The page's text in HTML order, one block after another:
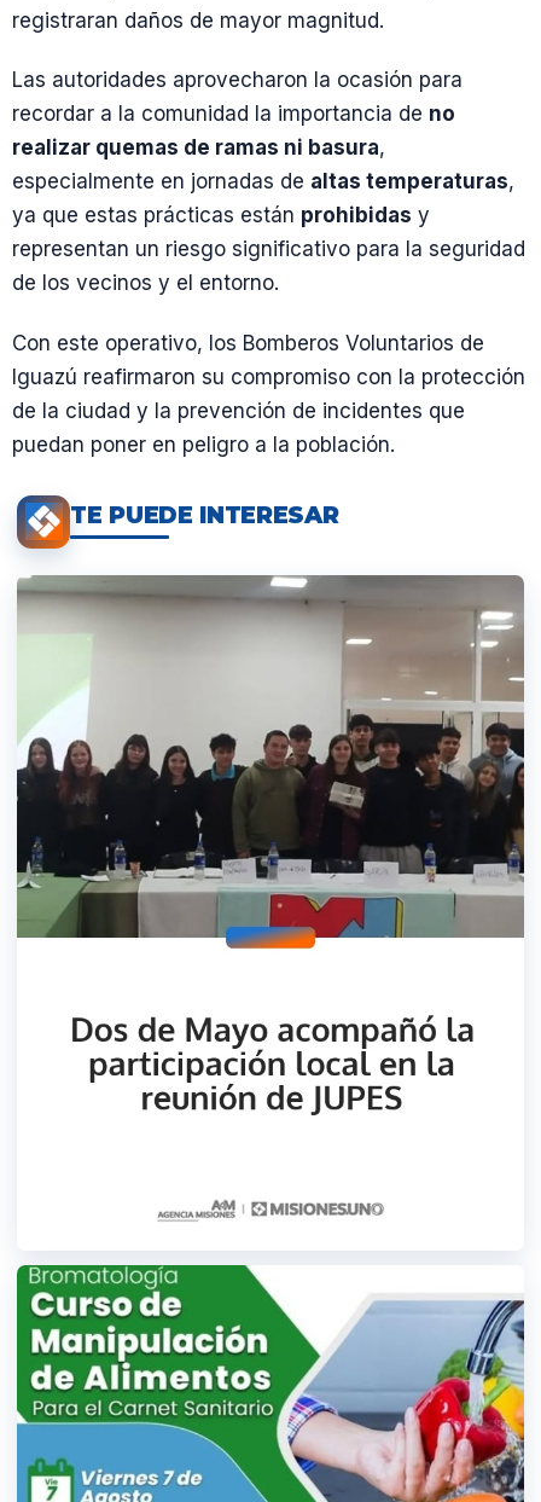
registraran daños de mayor magnitud.
Las autoridades aprovecharon la ocasión para
recordar a la comunidad la importancia de no
realizar quemas de ramas ni basura,
especialmente en jornadas de altas temperaturas,
ya que estas prácticas están prohibidas y
representan un riesgo significativo para la seguridad
de los vecinos y el entorno.
Con este operativo, los Bomberos Voluntarios de
Iguazú reafirmaron su compromiso con la protección
de la ciudad y la prevención de incidentes que
puedan poner en peligro a la población.
TE PUEDE INTERESAR